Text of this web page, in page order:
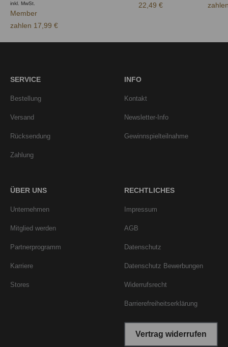
inkl. MwSt.
Member
zahlen 17,99 €
22,49 €
SERVICE
Bestellung
Versand
Rücksendung
Zahlung
INFO
Kontakt
Newsletter-Info
Gewinnspielteilnahme
ÜBER UNS
Unternehmen
Mitglied werden
Partnerprogramm
Karriere
Stores
RECHTLICHES
Impressum
AGB
Datenschutz
Datenschutz Bewerbungen
Widerrufsrecht
Barrierefreiheitserklärung
Vertrag widerrufen